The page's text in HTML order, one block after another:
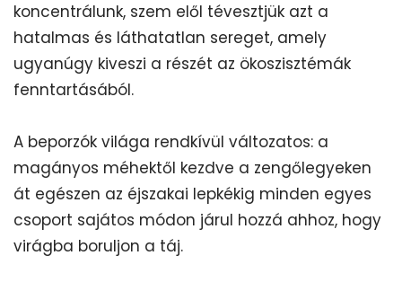
koncentrálunk, szem elől tévesztjük azt a
hatalmas és láthatatlan sereget, amely
ugyanúgy kiveszi a részét az ökoszisztémák
fenntartásából.
A beporzók világa rendkívül változatos: a
magányos méhektől kezdve a zengőlegyeken
át egészen az éjszakai lepkékig minden egyes
csoport sajátos módon járul hozzá ahhoz, hogy
virágba boruljon a táj.